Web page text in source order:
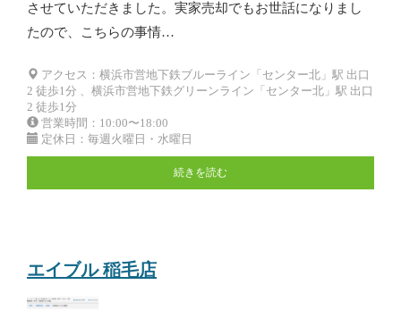
させていただきました。実家売却でもお世話になりまし
たので、こちらの事情…
アクセス：横浜市営地下鉄ブルーライン「センター北」駅 出口
2 徒歩1分 、横浜市営地下鉄グリーンライン「センター北」駅 出口
2 徒歩1分
営業時間：10:00〜18:00
定休日：毎週火曜日・水曜日
続きを読む
エイブル 稲毛店